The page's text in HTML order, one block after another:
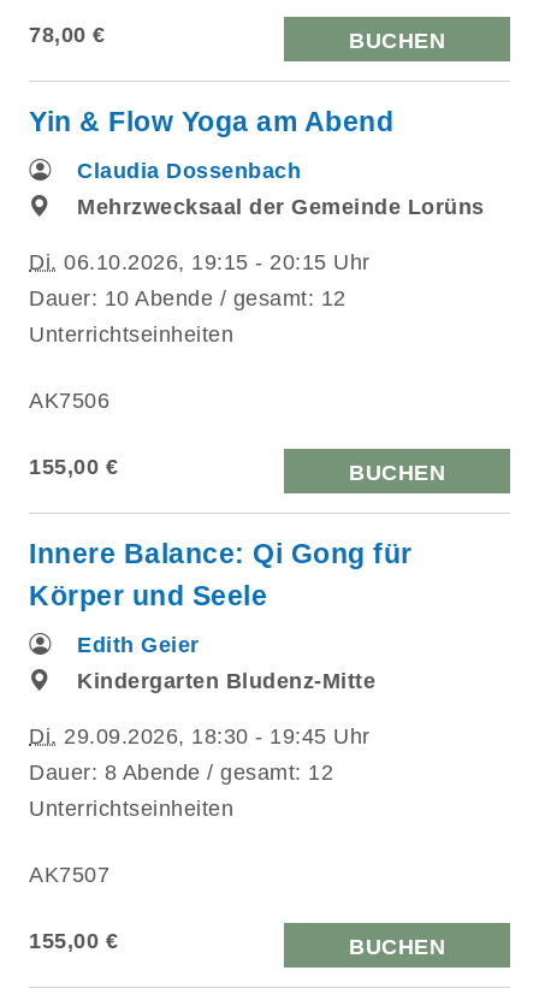
78,00 € BUCHEN
Yin & Flow Yoga am Abend
Claudia Dossenbach
Mehrzwecksaal der Gemeinde Lorüns
Di. 06.10.2026, 19:15 - 20:15 Uhr
Dauer: 10 Abende / gesamt: 12
Unterrichtseinheiten
AK7506
155,00 € BUCHEN
Innere Balance: Qi Gong für
Körper und Seele
Edith Geier
Kindergarten Bludenz-Mitte
Di. 29.09.2026, 18:30 - 19:45 Uhr
Dauer: 8 Abende / gesamt: 12
Unterrichtseinheiten
AK7507
155,00 € BUCHEN